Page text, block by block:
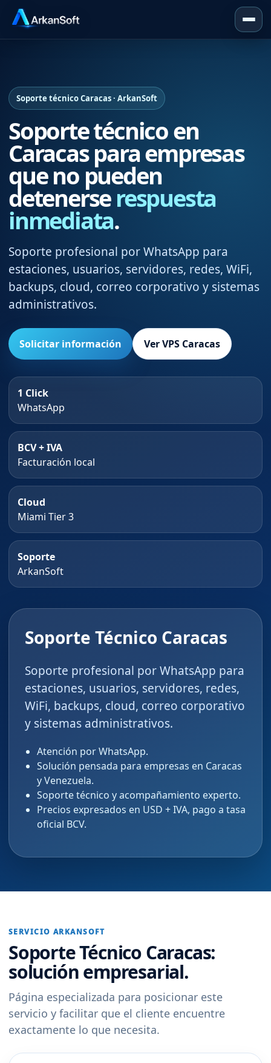
Soporte técnico Caracas · ArkanSoft
Soporte técnico en
Caracas para empresas
que no pueden
detenerserespuesta
inmediata.
Soporte profesional por WhatsApp para
estaciones, usuarios, servidores, redes, WiFi,
backups, cloud, correo corporativo y sistemas
administrativos.
Solicitar información Ver VPS Caracas
1 Click
WhatsApp
BCV + IVA
Facturación local
Cloud
Miami Tier 3
Soporte
ArkanSoft
Soporte Técnico Caracas
Soporte profesional por WhatsApp para
estaciones, usuarios, servidores, redes,
WiFi, backups, cloud, correo corporativo
y sistemas administrativos.
Atención por WhatsApp.
Solución pensada para empresas en Caracas
y Venezuela.
Soporte técnico y acompañamiento experto.
Precios expresados en USD + IVA, pago a tasa
oficial BCV.
SERVICIO ARKANSOFT
Soporte Técnico Caracas:
solución empresarial.
Página especializada para posicionar este
servicio y facilitar que el cliente encuentre
exactamente lo que necesita.